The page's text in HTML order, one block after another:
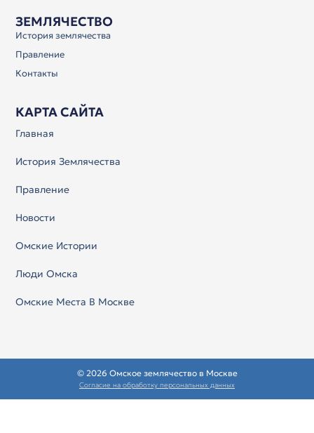
ЗЕМЛЯЧЕСТВО
История землячества
Правление
Контакты
КАРТА САЙТА
Главная
История Землячества
Правление
Новости
Омские Истории
Люди Омска
Омские Места В Москве
© 2026 Омское землячество в Москве
Согласие на обработку персональных данных